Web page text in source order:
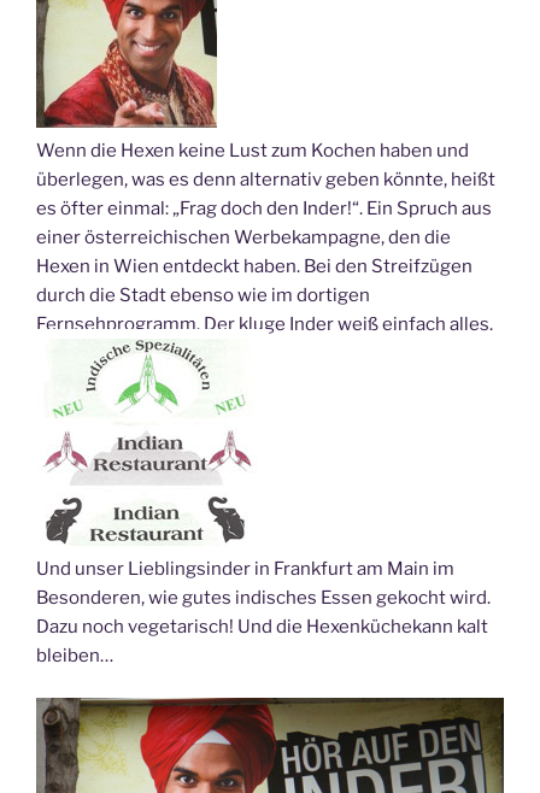
Wenn die Hexen keine Lust zum Kochen haben und
überlegen, was es denn alternativ geben könnte, heißt
es öfter einmal: „Frag doch den Inder!“. Ein Spruch aus
einer österreichischen Werbekampagne, den die
Hexen in Wien entdeckt haben. Bei den Streifzügen
durch die Stadt ebenso wie im dortigen
Fernsehprogramm. Der kluge Inder weiß einfach alles.
Und unser Lieblingsinder in Frankfurt am Main im
Besonderen, wie gutes indisches Essen gekocht wird.
Dazu noch vegetarisch! Und die Hexenküchekann kalt
bleiben…